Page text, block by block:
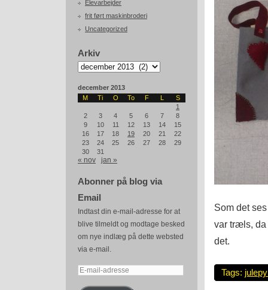
Elevarbejder
frit ført maskinbroderi
Uncategorized
Arkiv
Arkiv
december 2013
M
Ti O To F L
S
1
2
3 4 5 6 7
8
9
10 11 12 13 14
15
16
17 18 19 20 21
22
23
24 25 26 27 28
29
30
31
« nov jan »
Abonner på blog via
Email
Indtast din e-mail-adresse for at
blive tilmeldt og modtage besked
om nye indlæg på dette websted
via e-mail.
E-
Som det
var træls, da
det.
Tags: